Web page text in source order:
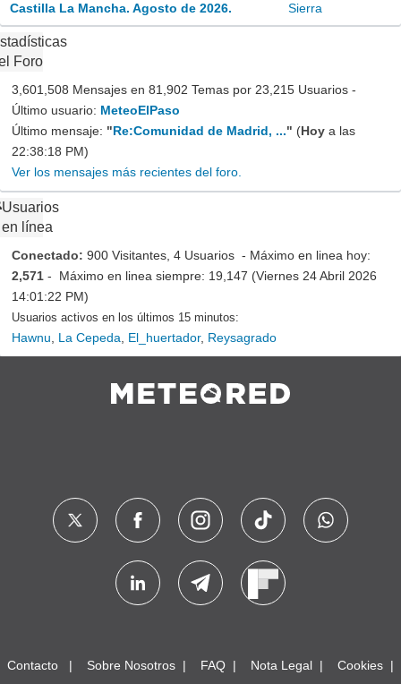
Castilla La Mancha. Agosto de 2026.
Sierra
Foro
3,601,508 Mensajes en 81,902 Temas por 23,215 Usuarios -
Último usuario: MeteoElPaso
Último mensaje: "Re:Comunidad de Madrid, ..." (Hoy a las
22:38:18 PM)
Ver los mensajes más recientes del foro.
Usuarios
en línea
Conectado: 900 Visitantes, 4 Usuarios - Máximo en linea hoy:
2,571 - Máximo en linea siempre: 19,147 (Viernes 24 Abril 2026
14:01:22 PM)
Usuarios activos en los últimos 15 minutos:
Hawnu La Cepeda El_huertador, Reysagrado
Contacto Sobre Nosotros FAQ Nota Legal Cookies